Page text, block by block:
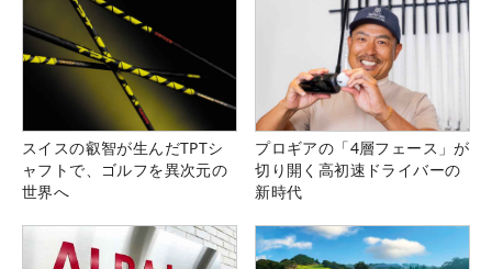
スイスの叡智が生んだTPTシ
ャフトで、ゴルフを異次元の
世界へ
プロギアの「4層フェース」が
切り開く高初速ドライバーの
新時代